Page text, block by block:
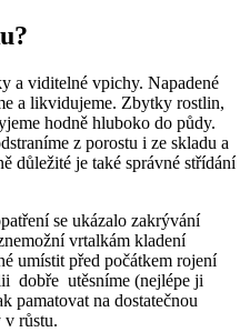
a viditelné vpichy. Napadené
a likvidujeme. Zbytky rostlin,
hodně hluboko do půdy.
z porostu i ze skladu a
důležité je také správné střídání
se ukázalo zakrývání
vrtalkám kladení
umístit před počátkem rojení
dobře utěsníme (nejlépe ji
pamatovat na dostatečnou
v růstu.